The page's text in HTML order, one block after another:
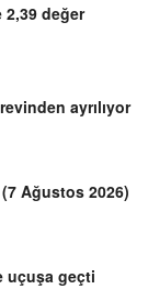
2,39 değer
ayrılıyor
Ağustos 2026)
uçuşa geçti